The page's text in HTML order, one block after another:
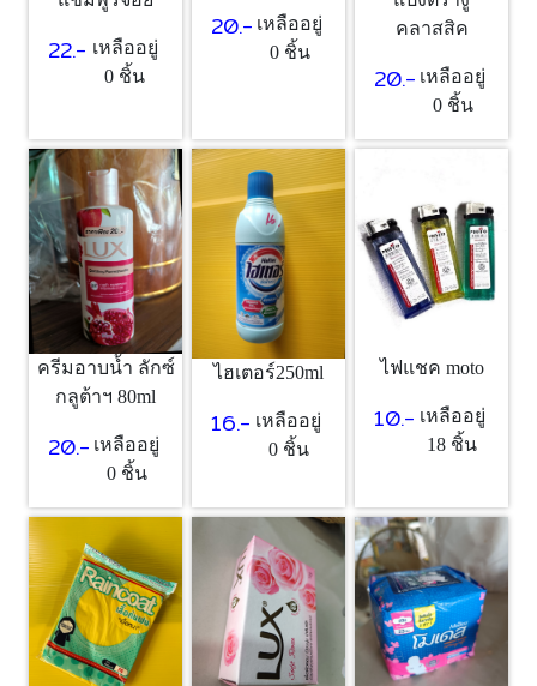
22.- เหลืออยู่
0 ชิ้น
20.- เหลืออยู่
0 ชิ้น
คลาสสิค
20.- เหลืออยู่
0 ชิ้น
ครีมอาบน้ำ ลักซ์
กลูต้าฯ 80ml
20.- เหลืออยู่
0 ชิ้น
ไฮเตอร์250ml
16.- เหลืออยู่
0 ชิ้น
ไฟแชค moto
10.- เหลืออยู่
18 ชิ้น